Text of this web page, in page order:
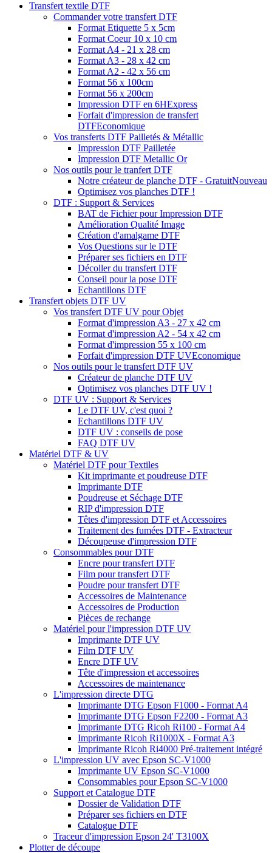
Transfert textile DTF
Commander votre transfert DTF
Format Etiquette 5 x 5cm
Format Coeur 10 x 10 cm
Format A4 - 21 x 28 cm
Format A3 - 28 x 42 cm
Format A2 - 42 x 56 cm
Format 56 x 100cm
Format 56 x 200cm
Impression DTF en 6HExpress
Forfait d'impression de transfert
DTFEconomique
Vos transferts DTF Pailletés & Métallic
Impression DTF Pailletée
Impression DTF Metallic Or
Nos outils pour le tranfert DTF
Notre créateur de planche DTF - GratuitNouveau
Optimisez vos planches DTF !
DTF : Support & Services
BAT de Fichier pour Impression DTF
Amélioration Qualité Image
Création d'amalgame DTF
Vos Questions sur le DTF
Préparer ses fichiers en DTF
Décoller du transfert DTF
Conseil pour la pose DTF
Echantillons DTF
Transfert objets DTF UV
Vos transfert DTF UV pour Objet
Format d'impression A3 - 27 x 42 cm
Format d'impression A2 - 54 x 42 cm
Format d'impression 55 x 100 cm
Forfait d'impression DTF UVEconomique
Nos outils pour le transfert DTF UV
Créateur de planche DTF UV
Optimisez vos planches DTF UV !
DTF UV : Support & Services
Le DTF UV, c'est quoi ?
Echantillons DTF UV
DTF UV : conseils de pose
FAQ DTF UV
Matériel DTF & UV
Matériel DTF pour Textiles
Kit imprimante et poudreuse DTF
Imprimante DTF
Poudreuse et Séchage DTF
RIP d'impression DTF
Têtes d'impression DTF et Accessoires
Traitement des fumées DTF - Extracteur
Découpeuse d'impression DTF
Consommables pour DTF
Encre pour transfert DTF
Film pour transfert DTF
Poudre pour transfert DTF
Accessoires de Maintenance
Accessoires de Production
Pièces de rechange
Matériel pour l'impression DTF UV
Imprimante DTF UV
Film DTF UV
Encre DTF UV
Tête d'impression et accessoires
Accessoires de maintenance
L'impression directe DTG
Imprimante DTG Epson F1000 - Format A4
Imprimante DTG Epson F2200 - Format A3
Imprimante DTG Ricoh Ri100 - Format A4
Imprimante Ricoh Ri1000X - Format A3
Imprimante Ricoh Ri4000 Pré-traitement intégré
L'impression UV avec Epson SC-V1000
Imprimante UV Epson SC-V1000
Consommables pour Epson SC-V1000
Support et Catalogue DTF
Dossier de Validation DTF
Préparer ses fichiers en DTF
Catalogue DTF
Traceur d'impression Epson 24' T3100X
Plotter de découpe